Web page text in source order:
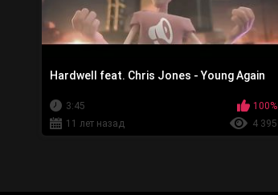
Hardwell feat. Chris Jones - Young Again
3:45
100%
11 лет назад
4 395